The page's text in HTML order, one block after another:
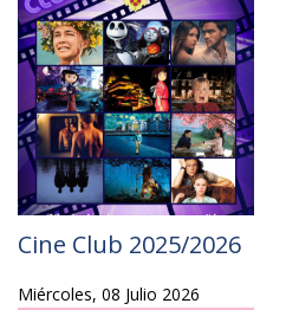
Cine Club 2025/2026
Miércoles, 08 Julio 2026